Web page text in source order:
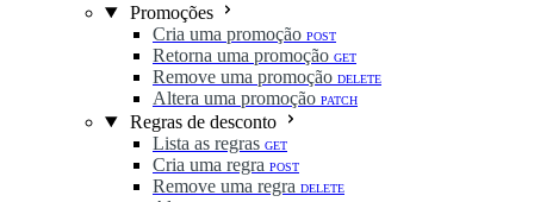
Promoções
Cria uma promoção POST
Retorna uma promoção GET
Remove uma promoção DELETE
Altera uma promoção PATCH
Regras de desconto
Lista as regras GET
Cria uma regra POST
Remove uma regra DELETE